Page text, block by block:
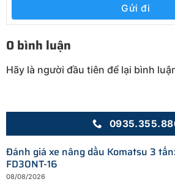
Gửi đi
0 bình luận
Hãy là người đầu tiên để lại bình
Đánh giá xe nâng dầu Komatsu 3
FD30NT-16
08/08/2026